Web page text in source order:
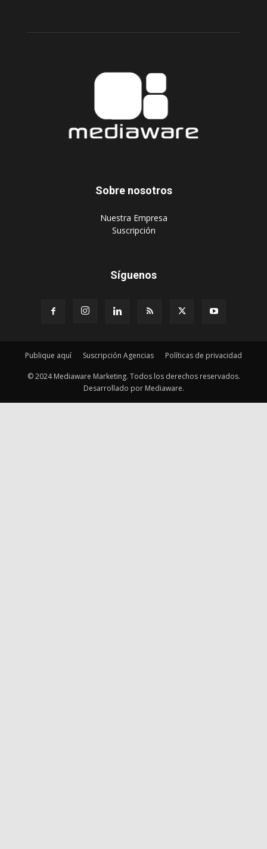
Sobre nosotros
‎Nuestra Empresa
‎Suscripción
Síguenos
Publique aquí Suscripción Agencias Políticas de privacidad
© 2024 Mediaware Marketing. Todos los derechos reservados.
Desarrollado por Mediaware.